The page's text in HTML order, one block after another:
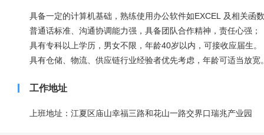
具备一定的计算机基础，熟练使用办公软件如EXCEL 及相关函
普通话标准、沟通协调能力强，具备团队合作精神，责任心强；
具有专科以上学历，男女不限，年龄40岁以内，可接收应届生。
具有仓储、物流、供应链行业经验者优先考虑，年龄可适当放宽
工作地址
上班地址：江夏区庙山幸福三路和花山一路交界口瑞兆产业园